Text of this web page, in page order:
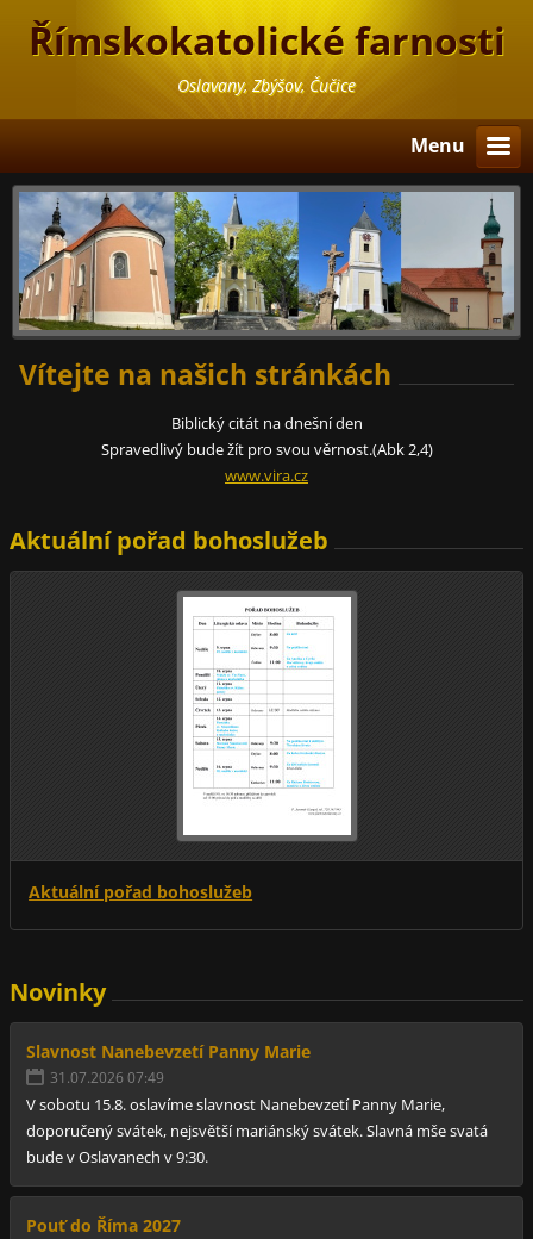
Římskokatolické farnosti
Oslavany, Zbýšov, Čučice
Menu
Vítejte na našich stránkách
Biblický citát na dnešní den
Spravedlivý bude žít pro svou věrnost.(Abk 2,4)
www.vira.cz
Aktuální pořad bohoslužeb
Aktuální pořad bohoslužeb
Novinky
Slavnost Nanebevzetí Panny Marie
31.07.2026 07:49
V sobotu 15.8. oslavíme slavnost Nanebevzetí Panny Marie,
doporučený svátek, nejsvětší mariánský svátek. Slavná mše svatá
bude v Oslavanech v 9:30.
Pouť do Říma 2027